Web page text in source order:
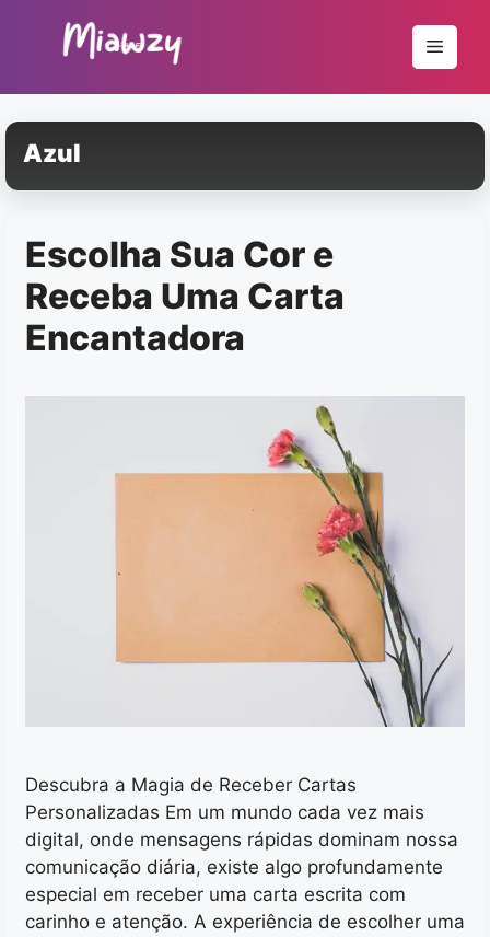
conteúdo
Menu
Azul
Escolha Sua Cor e
Receba Uma Carta
Encantadora
Descubra a Magia de Receber Cartas
Personalizadas Em um mundo cada vez mais
digital, onde mensagens rápidas dominam nossa
comunicação diária, existe algo profundamente
especial em receber uma carta escrita com
carinho e atenção. A experiência de escolher uma